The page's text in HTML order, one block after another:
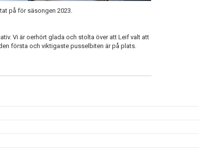
på för säsongen 2023.
Vi är oerhört glada och stolta över att Leif valt att
första och viktigaste pusselbiten är på plats.